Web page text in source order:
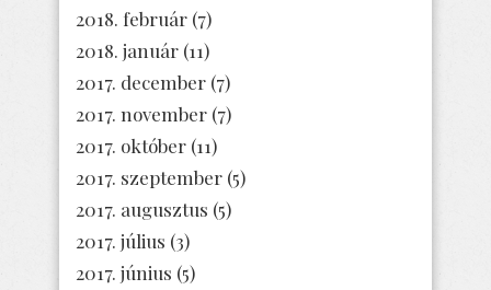
2018. február (7)
2018. január (11)
2017. december (7)
2017. november (7)
2017. október (11)
2017. szeptember (5)
2017. augusztus (5)
2017. július (3)
2017. június (5)